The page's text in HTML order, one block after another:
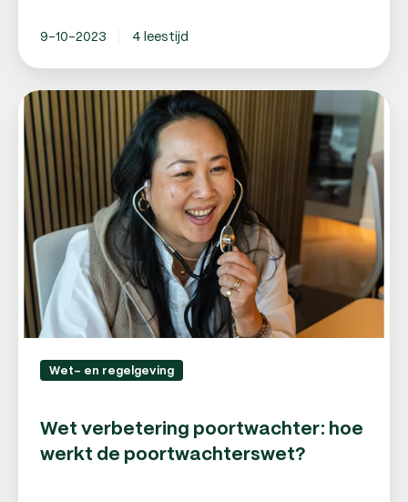
9-10-2023 4 leestijd
Wet
verbetering
poortwachter:
hoe
werkt
de
poortwachterswet?
Wet- en regelgeving
Wet verbetering poortwachter: hoe
werkt de poortwachterswet?